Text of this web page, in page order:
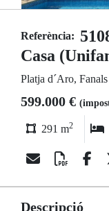
Referència:
Casa
Platja d´Aro, Fanals
599.000 €
291 m2
Descripció